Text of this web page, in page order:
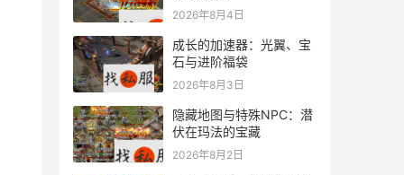
2026年8月4日
成长的加速器：光翼、宝
石与进阶福袋
2026年8月3日
隐藏地图与特殊NPC：潜
伏在玛法的宝藏
2026年8月2日